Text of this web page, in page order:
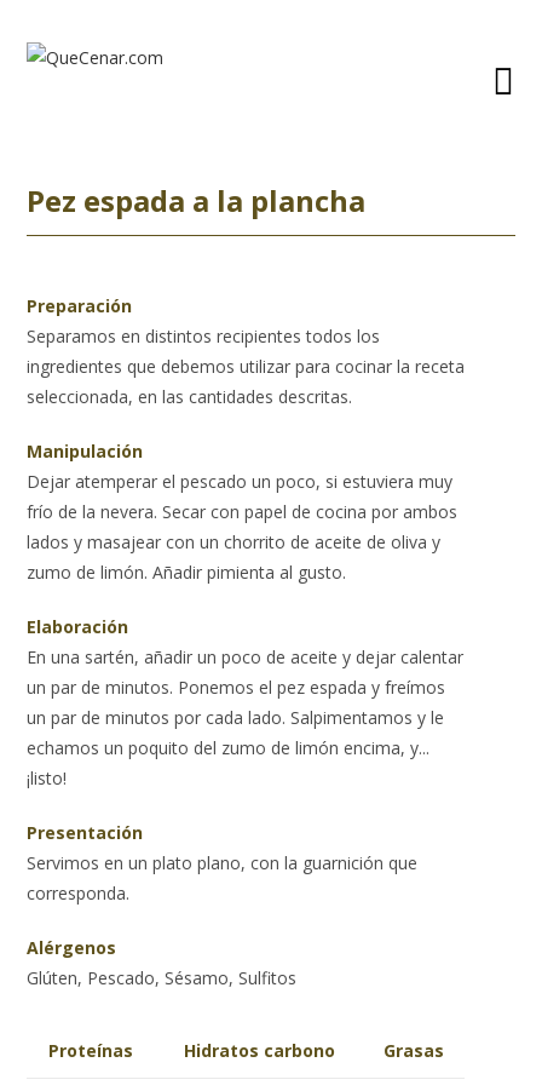
contenido
Pez espada a la plancha
Preparación
Separamos en distintos recipientes todos los
ingredientes que debemos utilizar para cocinar la receta
seleccionada, en las cantidades descritas.
Manipulación
Dejar atemperar el pescado un poco, si estuviera muy
frío de la nevera. Secar con papel de cocina por ambos
lados y masajear con un chorrito de aceite de oliva y
zumo de limón. Añadir pimienta al gusto.
Elaboración
En una sartén, añadir un poco de aceite y dejar calentar
un par de minutos. Ponemos el pez espada y freímos
un par de minutos por cada lado. Salpimentamos y le
echamos un poquito del zumo de limón encima, y...
¡listo!
Presentación
Servimos en un plato plano, con la guarnición que
corresponda.
Alérgenos
Glúten, Pescado, Sésamo, Sulfitos
Proteínas Hidratos carbono Grasas